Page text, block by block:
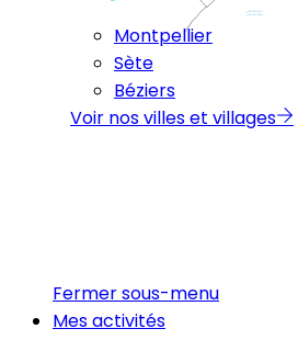
Montpellier
Sète
Béziers
Voir nos villes et villages
Fermer sous-menu
Mes activités